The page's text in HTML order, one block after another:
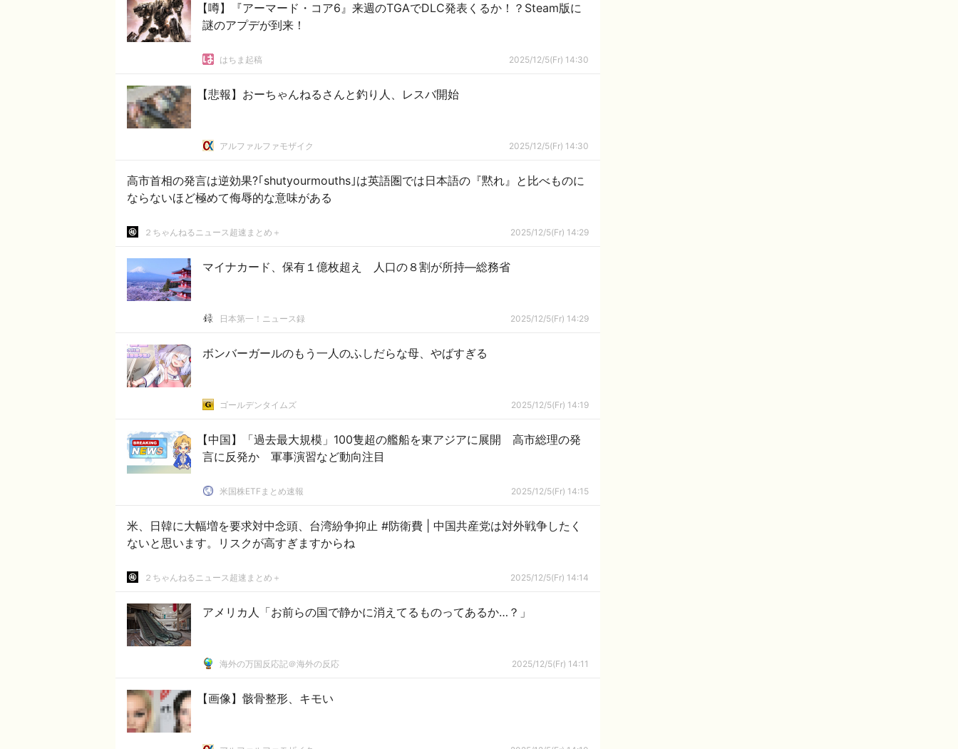
【噂】『アーマード・コア6』来週のTGAでDLC発表くるか！？Steam版に
謎のアプデが到来！
はちま起稿 2025/12/5(Fr) 14:30
【悲報】おーちゃんねるさんと釣り人、レスバ開始
アルファルファモザイク 2025/12/5(Fr) 14:30
高市首相の発言は逆効果?｢shutyourmouths｣は英語圏では日本語の『黙れ』と比べものに
ならないほど極めて侮辱的な意味がある
２ちゃんねるニュース超速まとめ＋ 2025/12/5(Fr) 14:29
マイナカード、保有１億枚超え 人口の８割が所持―総務省
日本第一！ニュース録 2025/12/5(Fr) 14:29
ボンバーガールのもう一人のふしだらな母、やばすぎる
ゴールデンタイムズ 2025/12/5(Fr) 14:19
【中国】「過去最大規模」100隻超の艦船を東アジアに展開 高市総理の発
言に反発か 軍事演習など動向注目
米国株ETFまとめ速報 2025/12/5(Fr) 14:15
米、日韓に大幅増を要求対中念頭、台湾紛争抑止 #防衛費 | 中国共産党は対外戦争したく
ないと思います。リスクが高すぎますからね
２ちゃんねるニュース超速まとめ＋ 2025/12/5(Fr) 14:14
アメリカ人「お前らの国で静かに消えてるものってあるか…？」
海外の万国反応記＠海外の反応 2025/12/5(Fr) 14:11
【画像】骸骨整形、キモい